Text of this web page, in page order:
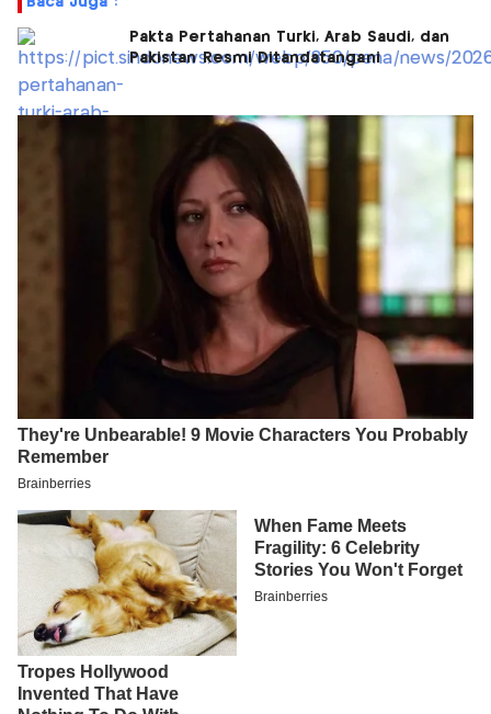
Pakta Pertahanan Turki, Arab Saudi, dan
Pakistan Resmi Ditandatangani